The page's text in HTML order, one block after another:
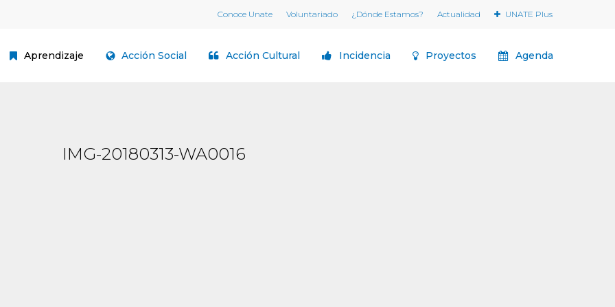
Conoce Unate Voluntariado ¿Dónde Estamos? Actualidad UNATE Plus
Aprendizaje Acción Social Acción Cultural Incidencia Proyectos Agenda
IMG-20180313-WA0016